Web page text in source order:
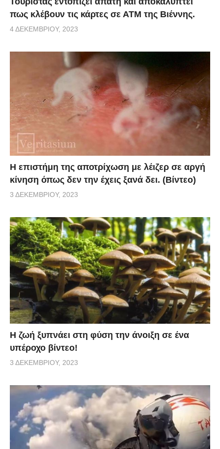
πως κλέβουν τις κάρτες σε ΑΤΜ της Βιέννης.
4 ΔΕΚΕΜΒΡΊΟΥ, 2023
Η επιστήμη της αποτρίχωση με λέιζερ σε αργή
κίνηση όπως δεν την έχεις ξανά δει. (Βίντεο)
3 ΔΕΚΕΜΒΡΊΟΥ, 2023
Η ζωή ξυπνάει στη φύση την άνοιξη σε ένα
υπέροχο βίντεο!
3 ΔΕΚΕΜΒΡΊΟΥ, 2023